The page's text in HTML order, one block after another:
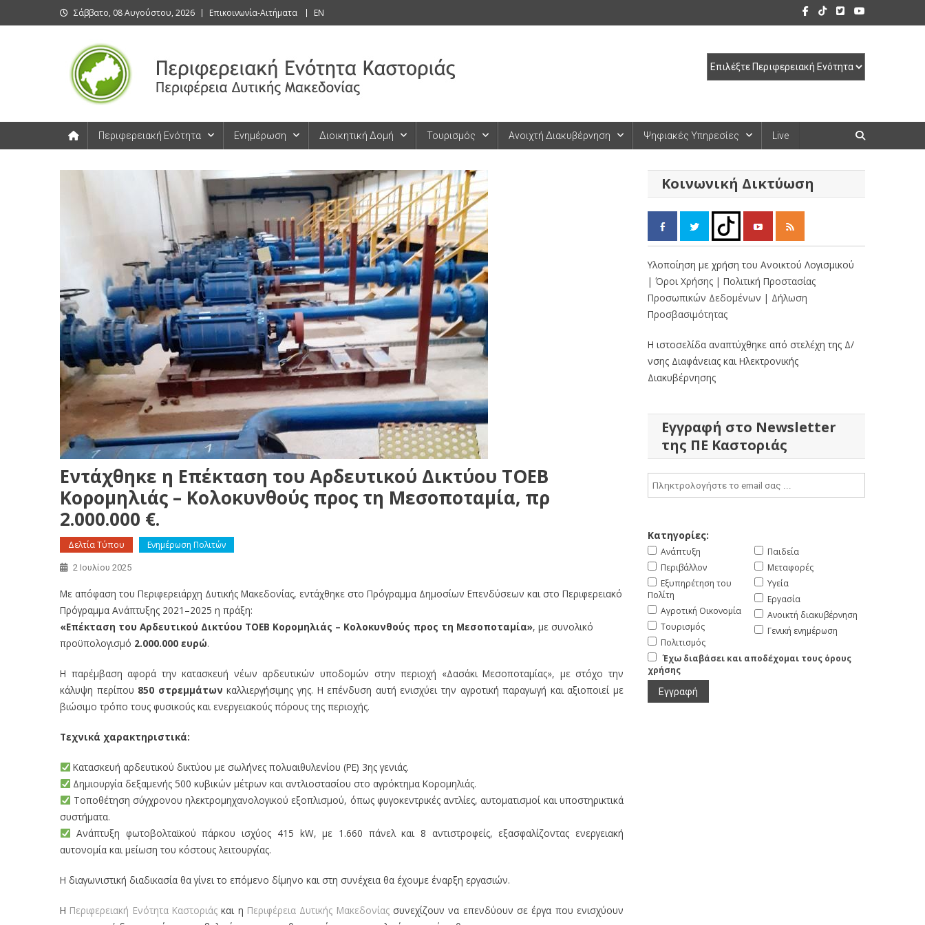
to
Σάββατο, 08 Αυγούστου, 2026 Επικοινωνία-Αιτήματα EN
Περιφερειακή Ενότητα Ενημέρωση Διοικητική Δομή Τουρισμός Ανοιχτή Διακυβέρνηση Ψηφιακές Υπηρεσίες Live
Εντάχθηκε η Επέκταση του Αρδευτικού Δικτύου ΤΟΕΒ
Κορομηλιάς – Κολοκυνθούς προς τη Μεσοποταμία, πρ
2.000.000 €.
Δελτία Τύπου Ενημέρωση Πολιτών
2 Ιουλίου 2025
Με απόφαση του Περιφερειάρχη Δυτικής Μακεδονίας, εντάχθηκε στο Πρόγραμμα Δημοσίων Επενδύσεων και στο Περιφερειακό
Πρόγραμμα Ανάπτυξης 2021–2025 η πράξη:
«Επέκταση του Αρδευτικού Δικτύου ΤΟΕΒ Κορομηλιάς – Κολοκυνθούς προς τη Μεσοποταμία», με συνολικό
προϋπολογισμό 2.000.000 ευρώ.
Η παρέμβαση αφορά την κατασκευή νέων αρδευτικών υποδομών στην περιοχή «Δασάκι Μεσοποταμίας», με στόχο την
κάλυψη περίπου 850 στρεμμάτων καλλιεργήσιμης γης. Η επένδυση αυτή ενισχύει την αγροτική παραγωγή και αξιοποιεί με
βιώσιμο τρόπο τους φυσικούς και ενεργειακούς πόρους της περιοχής.
Τεχνικά χαρακτηριστικά:
Κατασκευή αρδευτικού δικτύου με σωλήνες πολυαιθυλενίου (PE) 3ης γενιάς.
Δημιουργία δεξαμενής 500 κυβικών μέτρων και αντλιοστασίου στο αγρόκτημα Κορομηλιάς.
Τοποθέτηση σύγχρονου ηλεκτρομηχανολογικού εξοπλισμού, όπως φυγοκεντρικές αντλίες, αυτοματισμοί και υποστηρικτικά
συστήματα.
Ανάπτυξη φωτοβολταϊκού πάρκου ισχύος 415 kW, με 1.660 πάνελ και 8 αντιστροφείς, εξασφαλίζοντας ενεργειακή
αυτονομία και μείωση του κόστους λειτουργίας.
Η διαγωνιστική διαδικασία θα γίνει το επόμενο δίμηνο και στη συνέχεια θα έχουμε έναρξη εργασιών.
Η Περιφερειακή Ενότητα Καστοριάς και η Περιφέρεια Δυτικής Μακεδονίαςσυνεχίζουν να επενδύουν σε έργα που ενισχύουν
Κοινωνική Δικτύωση
Υλοποίηση με χρήση του Ανοικτού Λογισμικού
| Όροι Χρήσης | Πολιτική Προστασίας
Προσωπικών Δεδομένων | Δήλωση
Προσβασιμότητας
Η ιστοσελίδα αναπτύχθηκε από στελέχη της Δ/
νσης Διαφάνειας και Ηλεκτρονικής
Διακυβέρνησης
Εγγραφή στο Newsletter
της ΠΕ Καστοριάς
Κατηγορίες:
Ανάπτυξη
Περιβάλλον
Εξυπηρέτηση του
Πολίτη
Αγροτική Οικονομία
Τουρισμός
Πολιτισμός
Παιδεία
Μεταφορές
Υγεία
Εργασία
Ανοικτή διακυβέρνηση
Γενική ενημέρωση
Έχω διαβάσει και αποδέχομαι τους όρους
χρήσης